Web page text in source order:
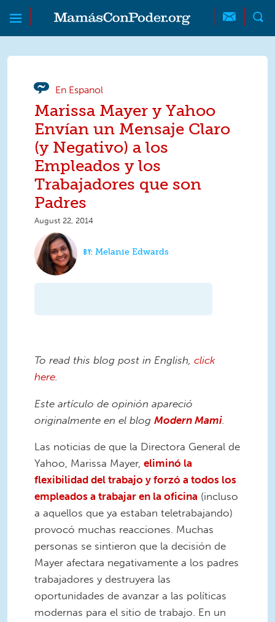
Skip to main content
Skip to main content
MamásConPoder
En Espanol
Marissa Mayer y Yahoo
Envían un Mensaje Claro
(y Negativo) a los
Empleados y los
Trabajadores que son
Padres
August 22, 2014
Melanie Edwards
To read this blog post in English, click
here
Este artículo de opinión apareció
originalmente en el blog Modern Mami
Las noticias de que la Directora General de
Yahoo, Marissa Mayer, eliminó la
flexibilidad del trabajo y forzó a todos los
empleados a trabajar en la oficina (incluso
a aquellos que ya estaban teletrabajando)
provocó muchas reacciones. Muchas
personas se sintieron que la decisión de
Mayer afectara negativamente a los padres
trabajadores y destruyera las
oportunidades de avanzar a las políticas
modernas para el sitio de trabajo. En un